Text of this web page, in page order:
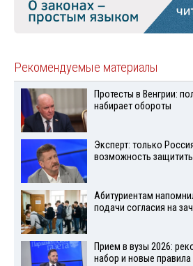
Рекомендуемые материалы
Протесты в Венгрии:
набирает обороты
Эксперт: только
возможность
Абитуриентам
подачи согласия на
Прием в вузы 2026:
набор и новые